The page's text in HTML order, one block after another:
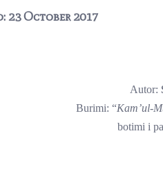
23 October 2017
Autor:
Burimi: “Kam’ul-
botimi i